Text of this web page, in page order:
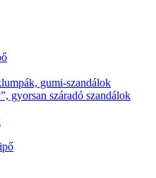
gumi-szandálok
gyorsan száradó szandálok